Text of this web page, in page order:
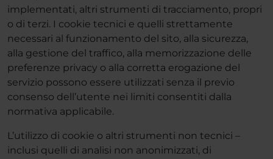
implementati, altri strumenti di tracciamento, propri
o di terzi. I cookie tecnici e quelli strettamente
necessari al funzionamento del sito, alla sicurezza,
alla gestione del traffico, alla memorizzazione delle
preferenze privacy o alla corretta erogazione del
servizio possono essere utilizzati senza il previo
consenso dell’utente nei limiti consentiti dalla
normativa applicabile.
L’utilizzo di cookie o altri strumenti non tecnici –
inclusi quelli di analisi non anonimizzati, di